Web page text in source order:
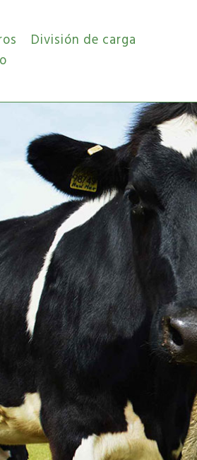
División de carga